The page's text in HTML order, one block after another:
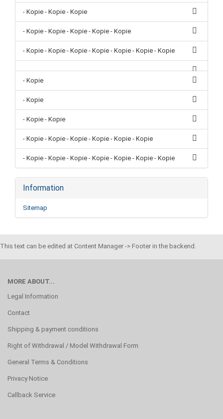
- Kopie - Kopie - Kopie
- Kopie - Kopie - Kopie - Kopie - Kopie
- Kopie - Kopie - Kopie - Kopie - Kopie - Kopie - Kopie
- Kopie
- Kopie
- Kopie - Kopie
- Kopie - Kopie - Kopie - Kopie - Kopie - Kopie
- Kopie - Kopie - Kopie - Kopie - Kopie - Kopie - Kopie
Information
Sitemap
This text can be edited at Content Manager -> Footer in the backend.
MORE ABOUT...
Legal Information
Contact
Shipping & payment conditions
Right of Withdrawal / Model Withdrawal Form
General Terms & Conditions
Privacy Notice
Callback Service